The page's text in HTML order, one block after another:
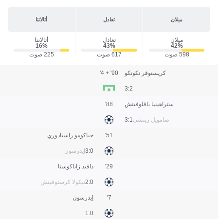
ميلان تعادل أتالانتا
ميلان
42‎%‎
598 صوت
تعادل
43‎%‎
617 صوت
أتالانتا
16‎%‎
225 صوت
كريستوفر نكونكو
2:3
90' + 4'
ستراهينيا بافلوفيتش
صامويل ريتشي1:3
88'
جياكومو راسبادوري
إيدرسون 0:3
51'
دافيد زاباكوستا
نيكولا كرستوفيتش0:2
29'
إيدرسون
0:1
7'